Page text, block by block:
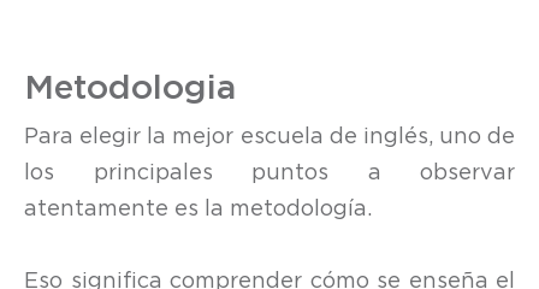
Metodologia
Para elegir la mejor escuela de inglés, uno de
los principales puntos a observar
atentamente es la metodología.
Eso significa comprender cómo se enseña el